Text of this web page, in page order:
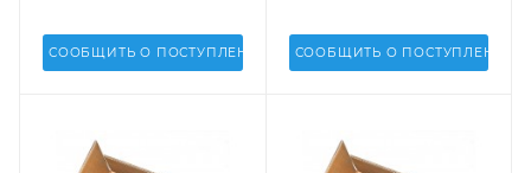
СООБЩИТЬ О ПОСТУПЛЕНИИ СООБЩИТЬ О ПОСТУПЛЕНИИ